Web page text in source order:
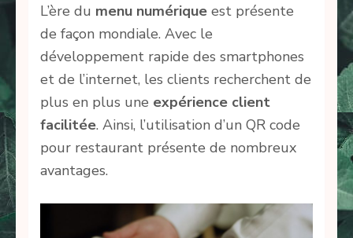
L’ère du menu numérique est présente
de façon mondiale. Avec le
développement rapide des smartphones
et de l’internet, les clients recherchent de
plus en plus une expérience client
facilitée. Ainsi, l’utilisation d’un QR code
pour restaurant présente de nombreux
avantages.